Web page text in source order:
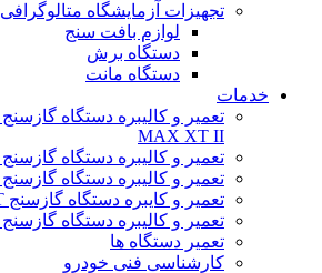
تجهیزات آزمایشگاه متالوگرافی
لوازم بافت سنج
دستگاه برش
دستگاه مانت
خدمات
MAX XT II
تعمیر و کالیبره دستگاه گازسنج BW MICRO5
تعمیر و کالیبره دستگاه گازسنج ToxiRAE3
تعمیر و کایبره دستگاه گازسنج IMPULS XT
تعمیر و کالیبره دستگاه گازسنج BW CLIP
تعمیر دستگاه ها
کارشناسی فنی خودرو